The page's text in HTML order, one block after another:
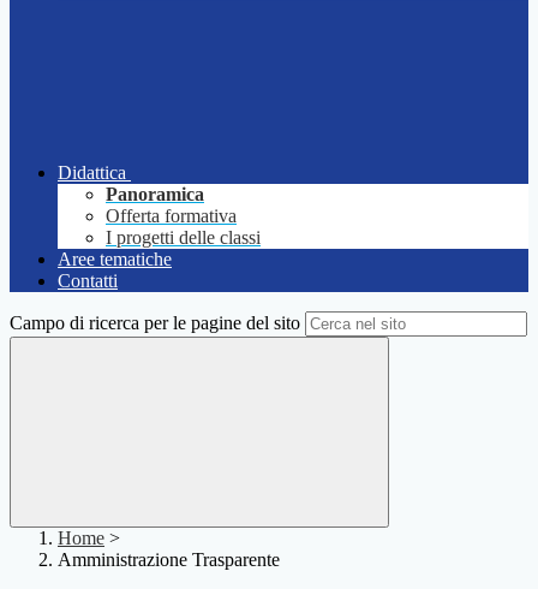
Didattica
Panoramica
Offerta formativa
I progetti delle classi
Aree tematiche
Contatti
Campo di ricerca per le pagine del sito
Home >
Amministrazione Trasparente